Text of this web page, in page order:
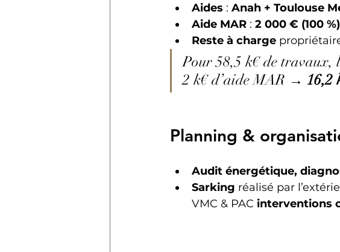
Aides : Anah + Toulouse
Aide MAR : 2 000 € (100 %)
Reste à charge
Pour 58,5 k€ de travaux,
2 k€ d’aide MAR → 16,2
Planning &
Audit énergétique,
Sarking réalisé par
VMC & PAC interventions